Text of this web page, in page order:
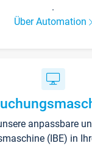
.
Über Automation
anpassbare
(IBE) in